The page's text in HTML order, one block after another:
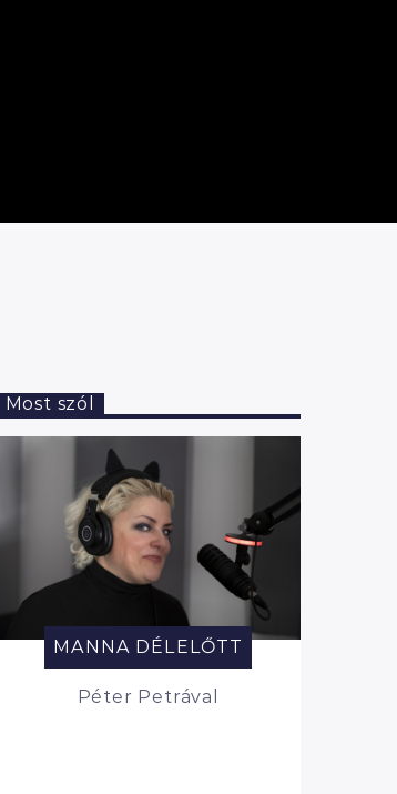
Most szól
MANNA DÉLELŐTT
Péter Petrával